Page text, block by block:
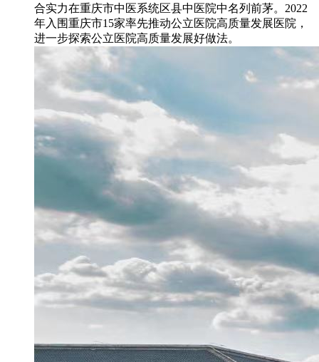
合实力在重庆市中医系统区县中医院中名列前茅。2022
年入围重庆市15家率先推动公立医院高质量发展医院，
进一步探索公立医院高质量发展好做法。